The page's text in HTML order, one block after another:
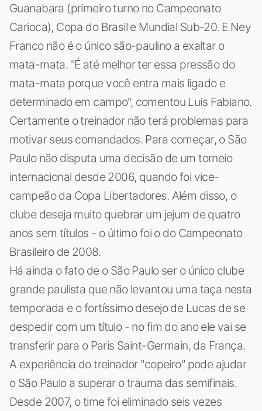
Guanabara (primeiro turno no Campeonato
Carioca), Copa do Brasil e Mundial Sub-20. E Ney
Franco não é o único são-paulino a exaltar o
mata-mata. "É até melhor ter essa pressão do
mata-mata porque você entra mais ligado e
determinado em campo", comentou Luis Fabiano.
Certamente o treinador não terá problemas para
motivar seus comandados. Para começar, o São
Paulo não disputa uma decisão de um torneio
internacional desde 2006, quando foi vice-
campeão da Copa Libertadores. Além disso, o
clube deseja muito quebrar um jejum de quatro
anos sem títulos - o último foi o do Campeonato
Brasileiro de 2008.
Há ainda o fato de o São Paulo ser o único clube
grande paulista que não levantou uma taça nesta
temporada e o fortíssimo desejo de Lucas de se
despedir com um título - no fim do ano ele vai se
transferir para o Paris Saint-Germain, da França.
A experiência do treinador "copeiro" pode ajudar
o São Paulo a superar o trauma das semifinais.
Desde 2007, o time foi eliminado seis vezes